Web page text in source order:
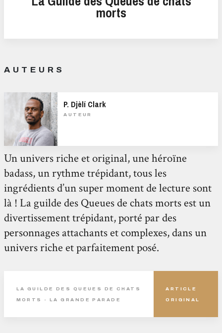
morts
AUTEURS
P. Djèlí Clark
AUTEUR
Un univers riche et original, une héroïne
badass, un rythme trépidant, tous les
ingrédients d’un super moment de lecture sont
là ! La guilde des Queues de chats morts est un
divertissement trépidant, porté par des
personnages attachants et complexes, dans un
univers riche et parfaitement posé.
LA GUILDE DES QUEUES DE CHATS
MORTS - LA GRANDE PARADE
ARTICLE
ORIGINAL